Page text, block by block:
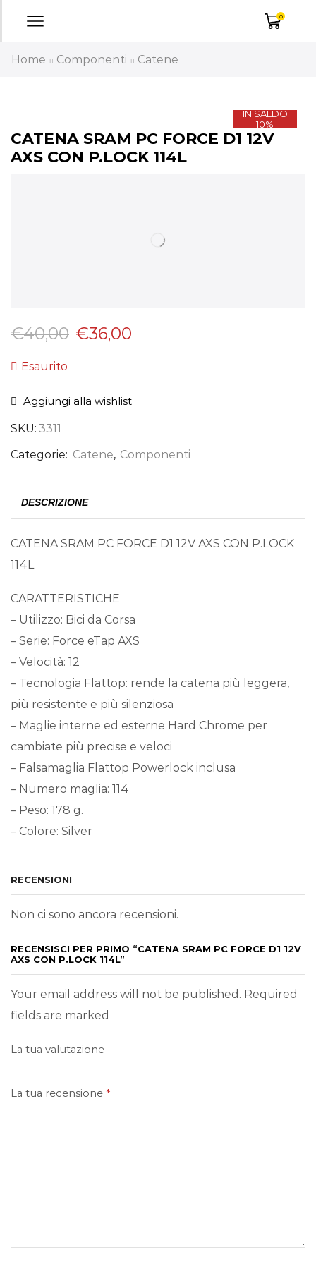
0
Home Componenti Catene
IN SALDO
10%
CATENA SRAM PC FORCE D1 12V
AXS CON P.LOCK 114L
€40,00 €36,00
Esaurito
Aggiungi alla wishlist
SKU: 3311
Categorie: Catene, Componenti
DESCRIZIONE
CATENA SRAM PC FORCE D1 12V AXS CON P.LOCK
114L
CARATTERISTICHE
– Utilizzo: Bici da Corsa
– Serie: Force eTap AXS
– Velocità: 12
– Tecnologia Flattop: rende la catena più leggera,
più resistente e più silenziosa
– Maglie interne ed esterne Hard Chrome per
cambiate più precise e veloci
– Falsamaglia Flattop Powerlock inclusa
– Numero maglia: 114
– Peso: 178 g.
– Colore: Silver
RECENSIONI
Non ci sono ancora recensioni.
RECENSISCI PER PRIMO “CATENA SRAM PC FORCE D1 12V
AXS CON P.LOCK 114L”
Your email address will not be published. Required
fields are marked
La tua valutazione
La tua recensione *